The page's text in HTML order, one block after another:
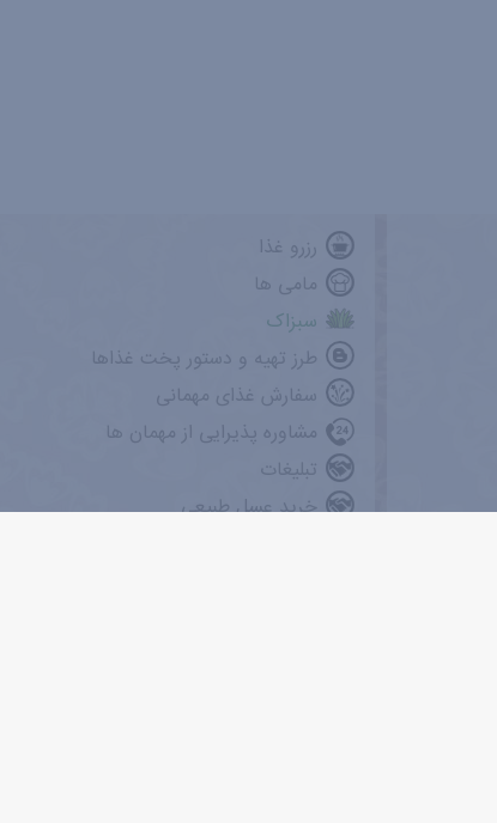
رزرو غذا
مامی ها
سبزاک
طرز تهیه و دستور پخت غذاها
سفارش غذای مهمانی
مشاوره پذیرایی از مهمان ها
تبلیغات
خرید عسل طبیعی